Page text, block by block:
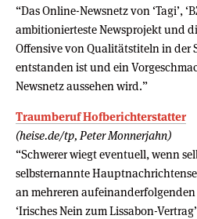
“Das Online-Newsnetz von ‘Tagi’,
ambitionierteste Newsprojekt und
Offensive von Qualitätstiteln in der
entstanden ist und ein
Newsnetz aussehen wird.”
Traumberuf Hofberichterstatter
(heise.de/tp, Peter Monnerjahn)
“Schwerer wiegt eventuell, wenn
selbsternannte
an mehreren
‘Irisches Nein zum Lissabon-